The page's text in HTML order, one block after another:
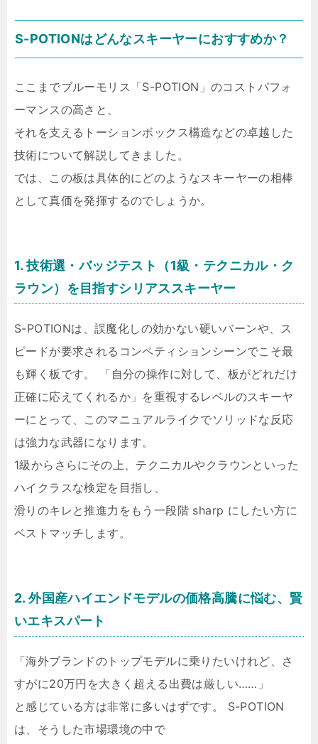
S-POTIONはどんなスキーヤーにおすすめか？
ここまでブルーモリス「S-POTION」のコストパフォ
ーマンスの高さと、
それを支えるトーションボックス構造などの卓越した
技術について解説してきました。
では、この板は具体的にどのようなスキーヤーの相棒
として真価を発揮するのでしょうか。
1. 技術選・バッジテスト（1級・テクニカル・ク
ラウン）を目指すシリアススキーヤー
S-POTIONは、誤魔化しの効かない硬いバーンや、ス
ピードが要求されるコンペティションシーンでこそ最
も輝く板です。 「自分の操作に対して、板がどれだけ
正確に応えてくれるか」を重視するレベルのスキーヤ
ーにとって、このマニュアルライクでソリッドな反応
は強力な武器になります。
1級からさらにその上、テクニカルやクラウンといった
ハイクラスな検定を目指し、
滑りのキレと推進力をもう一段階 sharp にしたい方に
ベストマッチします。
2. 外国産ハイエンドモデルの価格高騰に悩む、賢
いエキスパート
「海外ブランドのトップモデルに乗りたいけれど、さ
すがに20万円を大きく超える出費は厳しい……」
と感じている方は非常に多いはずです。 S-POTION
は、そうした市場環境の中で